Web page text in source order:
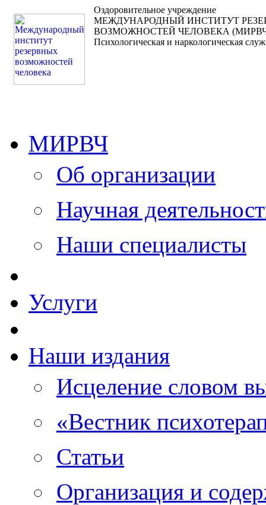
Оздоровительное учреждение
МЕЖДУНАРОДНЫЙ ИНСТИТУТ
ВОЗМОЖНОСТЕЙ ЧЕЛОВЕКА
Психологическая и наркологическая
МИРВЧ
Об организации
Научная
Наши специалисты
Услуги
Наши издания
Исцеление словом
«Вестник
Статьи
Организация и